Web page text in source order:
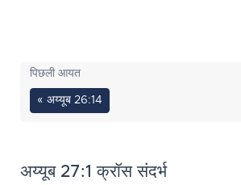
पिछली आयत
« अय्यूब 26:14
अय्यूब 27:1 क्रॉस संदर्भ